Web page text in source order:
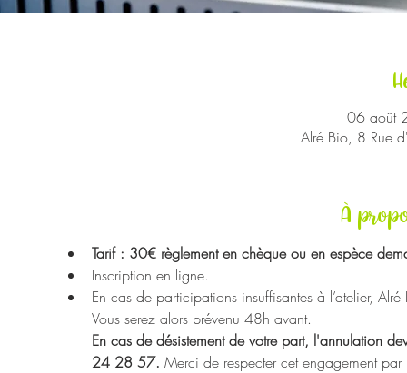
06 août
Alré Bio, 8 Rue
À
Tarif : 30€ règlement en chèque ou en espèce
Inscription en ligne.
En cas de participations insuffisantes à l’atelier,
Vous serez alors prévenu 48h avant.
En cas de désistement de votre part, l'annulation
24 28 57. Merci de respecter cet engagement par